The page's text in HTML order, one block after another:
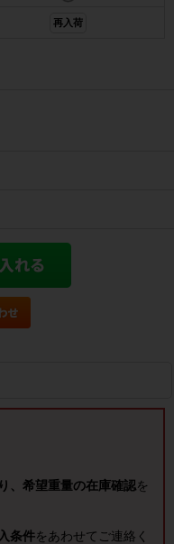
再入荷
、希望重量の在庫確認を
条件をあわせてご連絡く